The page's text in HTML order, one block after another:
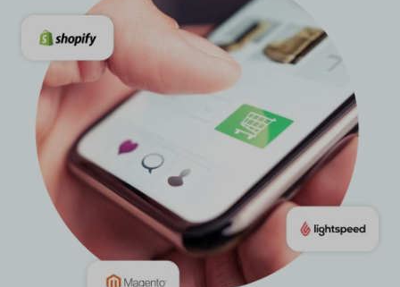
Of je nu net start met een winkel of je bestaande
betaaloplossing wilt vervangen: wij helpen je de
juiste betaalprovider voor jouw winkel of
horecazaak te vinden.